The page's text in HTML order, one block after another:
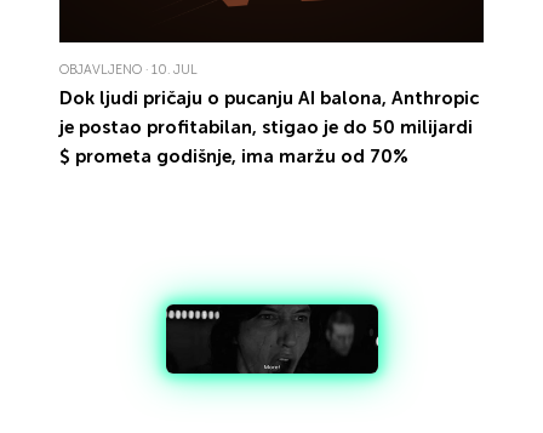
OBJAVLJENO · 10. JUL
Dok ljudi pričaju o pucanju AI balona, Anthropic
je postao profitabilan, stigao je do 50 milijardi
$ prometa godišnje, ima maržu od 70%